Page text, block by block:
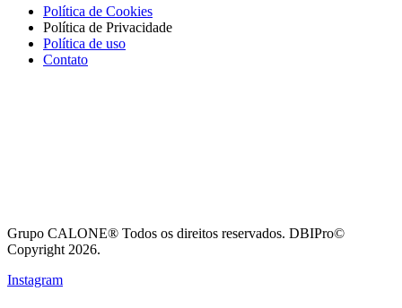
Política de Cookies
Política de Privacidade
Política de uso
Contato
Grupo CALONE® Todos os direitos reservados. DBIPro©
Copyright 2026.
Instagram